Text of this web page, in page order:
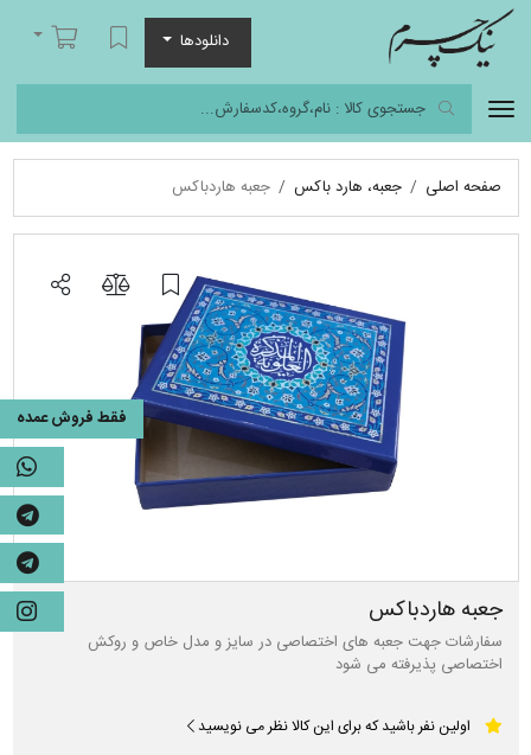
دانلودها
لیست مورد علاقه
سبد خرید
صفحه اصلی جعبه، هارد باکس جعبه هاردباکس
جعبه هاردباکس
سفارشات جهت جعبه های اختصاصی در سایز و مدل خاص و روکش
اختصاصی پذیرفته می شود
اولین نفر باشید که برای این کالا نظر می نویسید
فقط فروش عمده